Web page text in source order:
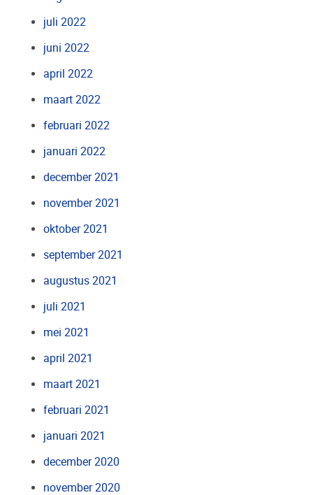
juli 2022
juni 2022
april 2022
maart 2022
februari 2022
januari 2022
december 2021
november 2021
oktober 2021
september 2021
augustus 2021
juli 2021
mei 2021
april 2021
maart 2021
februari 2021
januari 2021
december 2020
november 2020